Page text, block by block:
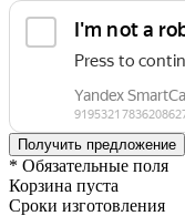
* Обязательные поля
Корзина пуста
Сроки изготовления